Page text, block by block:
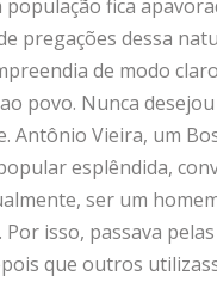
fica
pregações dessa
de modo
povo. Nunca
Antônio Vieira, um
esplêndida,
ser um
Por isso, passava
que outros